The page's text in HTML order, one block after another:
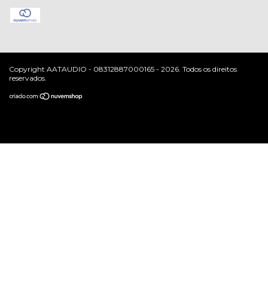
Copyright AATAUDIO - 08312887000165 - 2026. Todos os direitos
reservados.